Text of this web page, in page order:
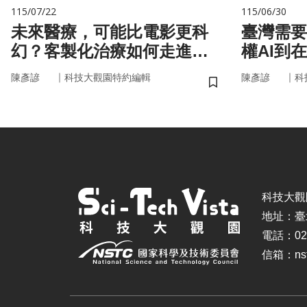
115/07/22
未來醫療，可能比電影更科
幻？客製化治療如何走進真
實世界
陳彥諺 ｜ 科技大觀園特約編輯
儲存書籤
115/06/30
臺灣需
權AI到
陳彥諺 ｜ 科
科技大
地址：
電話：
信箱：